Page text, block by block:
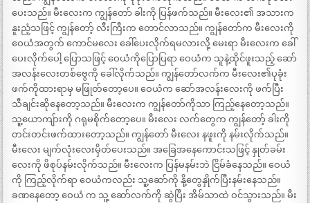
ပေးသည်။ မီးလေးက ကျွန်တော် ခါးကို ပြန်ဖက်သည်။ မီးလေး၏ အသားက
နူးညံ့သဖြင့် ကျွန်တော့် လီးကြီးက တောင်လာသည်။ ကျွန်တော်က မီးလေးကို
ဝေယံအတွက် ကောင်မလေး ခေါ်ပေးလိုက်ရမလားလို့ မေးရာ မီးလေးက ခေါ်
ပေးလိုက်ပေါ့ ပြောသဖြင့် ဝေယံကိုပြောပြရာ ဝေယံက သူနဲ့ထိုင်ဖူးသည့် ဆော်
အလန်းလေးတစ်ဗွေကို ခေါ်လိုက်သည်။ ကျွန်တော်လက်က မီးလေး၏ပုခုံး
ဖက်ကိုထားရာမှ မဖြုတ်တော့ပေ။ ဝေယံက ဆော်အလန်းလေးကို ဖက်ပြီး
သီချင်းဆိုနေတော့သည်။ မီးလေးက ကျွန်တော်ကိုသာ ကြည့်နေတော့သည်။
သူ့ယောကျ်ားကို ဂရုမစိုက်တော့ပေ။ မီးလေး လက်တွေက ကျွန်တော့် ခါးကို
တင်းတင်းဖက်ထားတော့သည်။ ကျွန်တော် မီးလေး နဖူးကို နမ်းလိုက်သည်။
မီးလေး မျက်လုံးလေးမှိတ်ပေးသည်။ အခြေအနေကောင်းသဖြင့် နှုတ်ခမ်း
လေးကို ဖိစုပ်နမ်းလိုက်သည်။ မီးလေးက ပြန်မနမ်းဘဲ ငြိမ်ခံနေသည်။ ဝေယံ
ကို ကြည့်လိုက်ရာ ဝေယံကလည်း သူ့ဆော်ကို နို့တွေနှိုက်ပြီးနမ်းနေသည်။
ခဏနေတော့ ဝေယံ က သူ့ ဆော်လက်ကို ဆွဲပြီး အိမ်သာထဲ ဝင်သွားသည်။ မီး